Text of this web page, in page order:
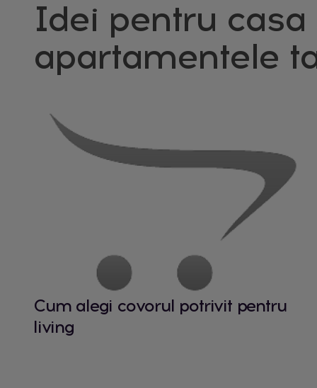
Idei pentru casa
apartamentele
Cum alegi covorul potrivit pentru
living